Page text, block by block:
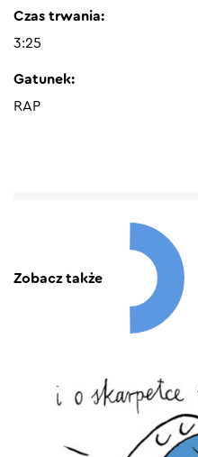
Czas trwania:
3:25
Gatunek:
RAP
Zobacz także